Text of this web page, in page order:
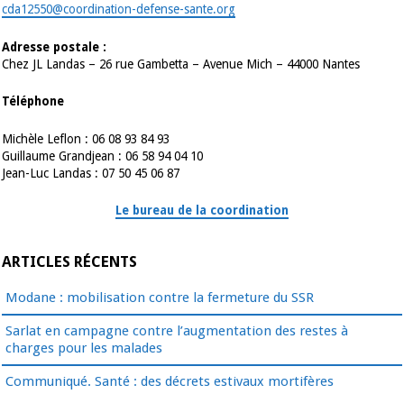
cda12550@coordination-defense-sante.org
Adresse postale :
Chez JL Landas – 26 rue Gambetta – Avenue Mich – 44000 Nantes
Téléphone
Michèle Leflon : 06 08 93 84 93
Guillaume Grandjean : 06 58 94 04 10
Jean-Luc Landas : 07 50 45 06 87
Le bureau de la coordination
ARTICLES RÉCENTS
Modane : mobilisation contre la fermeture du SSR
Sarlat en campagne contre l’augmentation des restes à
charges pour les malades
Communiqué. Santé : des décrets estivaux mortifères